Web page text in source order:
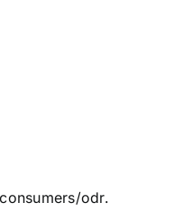
odr.